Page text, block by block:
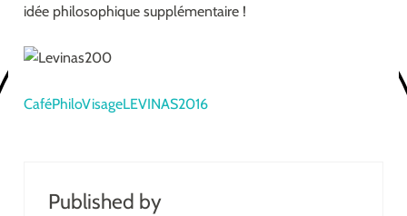
idée philosophique supplémentaire !
CaféPhiloVisageLEVINAS2016
Published by